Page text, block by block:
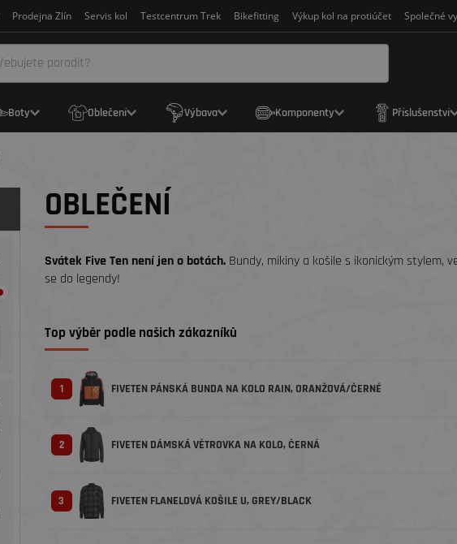
Prodejna Zlín Servis kol Testcentrum Trek Bikefitting Výkup kol na protiúčet Společné
Boty Oblečení Výbava Komponenty Příslušenství
OBLEČENÍ
Svátek Five Ten není jen o botách.Bundy, mikiny a košile s ikonickým stylem,
se do legendy!
Top výběr podle našich zákazníků
1 FIVETEN PÁNSKÁ BUNDA NA KOLO RAIN, ORANŽOVÁ/ČERNÉ
2 FIVETEN DÁMSKÁ VĚTROVKA NA KOLO, ČERNÁ
3 FIVETEN FLANELOVÁ KOŠILE U, GREY/BLACK